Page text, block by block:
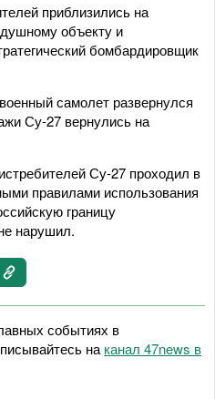
приблизились на
объекту и
бомбардировщик
самолет развернулся
Су-27 вернулись на
Су-27 проходил в
правилами использования
границу
нарушил.
событиях в
на канал 47news в